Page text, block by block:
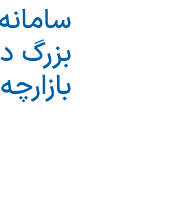
بزرگ